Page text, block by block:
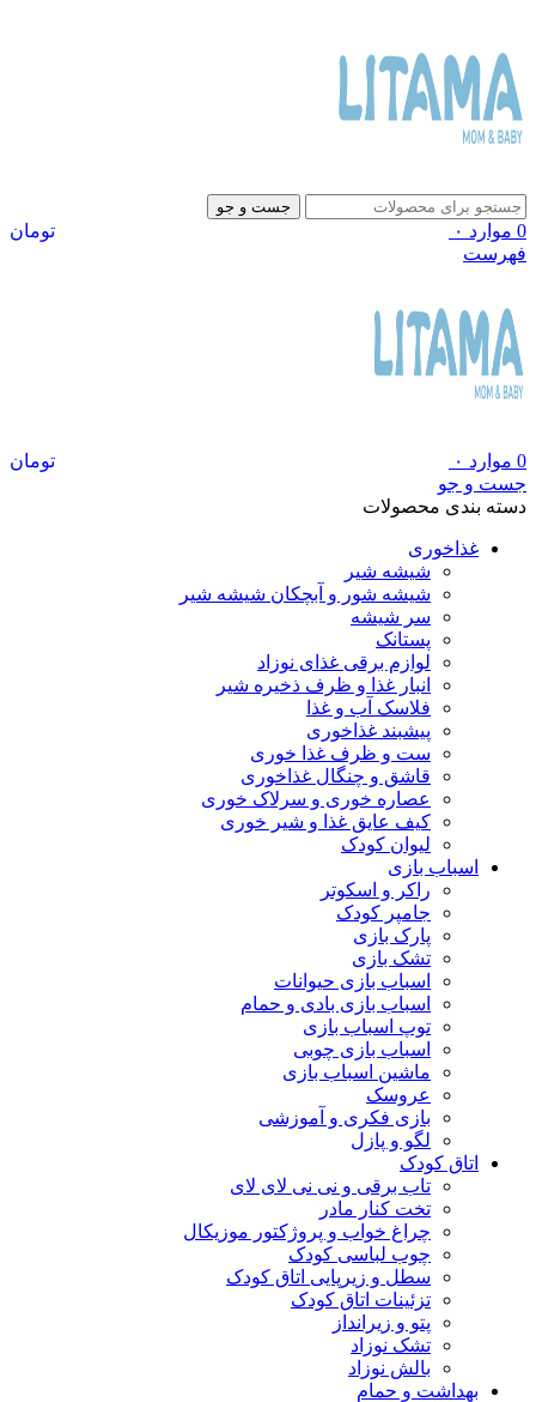
جست و جو
0 موارد ۰
تومان
فهرست
0 موارد ۰
تومان
جست و جو
دسته بندی محصولات
غذاخوری
شیشه شیر
شیشه ‌شور و آبچکان شیشه‌ شیر
سر شیشه
پستانک
لوازم برقی غذای نوزاد
انبار غذا و ظرف ذخیره شیر
فلاسک آب و غذا
پیشبند غذاخوری
ست و ظرف غذا خوری
قاشق و چنگال غذاخوری
عصاره خوری و سرلاک خوری
کیف عایق غذا و شیر خوری
لیوان کودک
اسباب بازی
راکر و اسکوتر
جامپر کودک
پارک بازی
تشک بازی
اسباب بازی حیوانات
اسباب بازی بادی و حمام
توپ اسباب بازی
اسباب بازی چوبی
ماشین اسباب بازی
عروسک
بازی فکری و آموزشی
لگو و پازل
اتاق کودک
تاب برقی و نی نی لای لای
تخت کنار مادر
چراغ خواب و پروژکتور موزیکال
چوب لباسی کودک
سطل و زیرپایی اتاق کودک
تزئینات اتاق کودک
پتو و زیرانداز
تشک نوزاد
بالش نوزاد
بهداشت و حمام